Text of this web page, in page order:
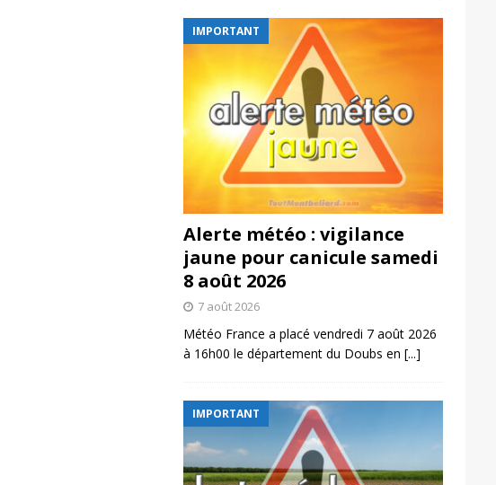
IMPORTANT
Alerte météo : vigilance
jaune pour canicule samedi
8 août 2026
7 août 2026
Météo France a placé vendredi 7 août 2026
à 16h00 le département du Doubs en [...]
IMPORTANT